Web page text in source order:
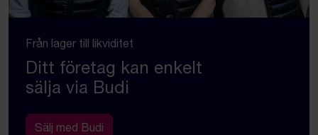
Från lager till likviditet
Ditt företag kan enkelt
sälja via Budi
Sälj med Budi